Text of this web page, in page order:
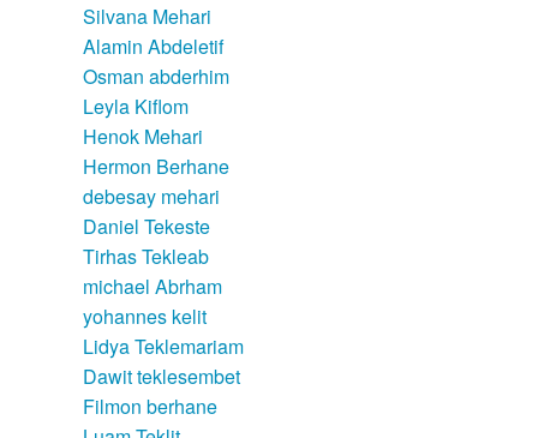
Silvana Mehari
Alamin Abdeletif
Osman abderhim
Leyla Kiflom
Henok Mehari
Hermon Berhane
debesay mehari
Daniel Tekeste
Tirhas Tekleab
michael Abrham
yohannes kelit
Lidya Teklemariam
Dawit teklesembet
Filmon berhane